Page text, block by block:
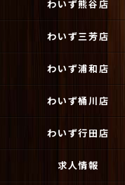
わいず熊谷店
わいず三芳店
わいず浦和店
わいず桶川店
わいず行田店
求人情報